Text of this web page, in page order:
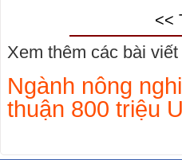
<<
Xem thêm các bài
Ngành nông
thuận 800 triệu